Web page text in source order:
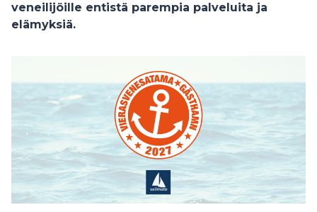
veneilijöille entistä parempia palveluita ja
elämyksiä.